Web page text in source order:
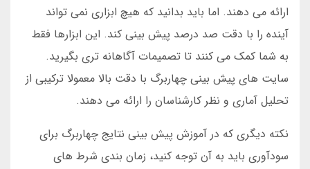
ارائه می دهند. اما باید بدانید که هیچ ابزاری نمی تواند
آینده را با دقت صد درصد پیش بینی کند. این ابزارها فقط
به شما کمک می کنند تا تصمیمات آگاهانه تری بگیرید.
سایت های پیش بینی چهاربرگ با دقت بالا معمولا ترکیبی از
تحلیل آماری و نظر کارشناسان را ارائه می دهند.
نکته دیگری که در آموزش پیش بینی نتایج چهاربرگ برای
سودآوری باید به آن توجه کنید، زمان بندی شرط های